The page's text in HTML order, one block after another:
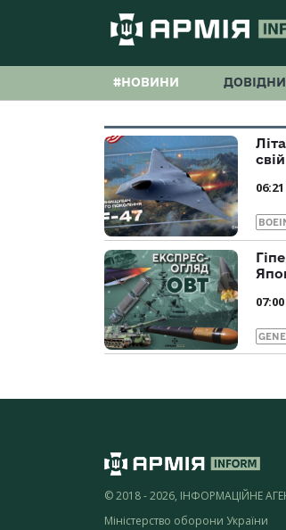
#НОВИНИ
06:21
07:00
© 2018 - 2026, ІНФОРМАЦІЙНЕ
Міністерство оборони України